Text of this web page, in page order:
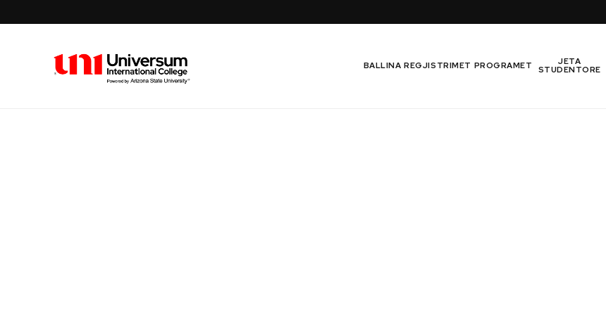
Universum University BALLINA REGJISTRIMET PROGRAMET JETA
STUDENTORE